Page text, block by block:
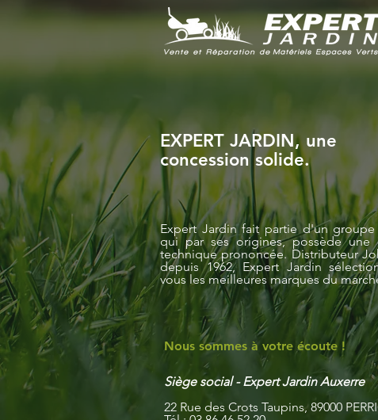
EXPERT JARDIN, une
concession solide.
Expert Jardin fait partie d'un groupe
qui par ses origines, possède une
technique prononcée. Distributeur
depuis 1962, Expert Jardin
vous les meilleures marques du
Nous sommes à votre écoute !
Siège social​ -Expert Jardin Auxerre
22 Rue des Crots Taupins, 89000